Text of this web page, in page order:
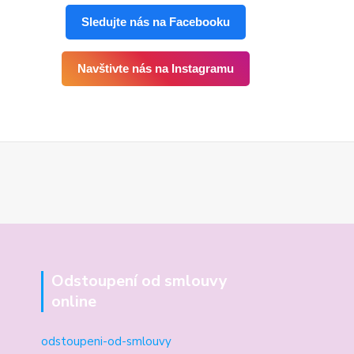
Sledujte nás na Facebooku
Navštivte nás na Instagramu
Odstoupení od smlouvy
online
odstoupeni-od-smlouvy